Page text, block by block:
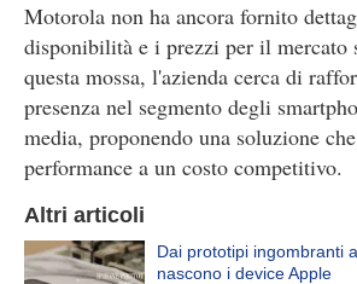
Motorola non ha ancora fornito
disponibilità e i prezzi per il mercato
questa mossa, l'azienda cerca di
presenza nel segmento degli
media, proponendo una soluzione
performance a un costo competitivo.
Altri articoli
Dai prototipi ingombranti
nascono i device Apple